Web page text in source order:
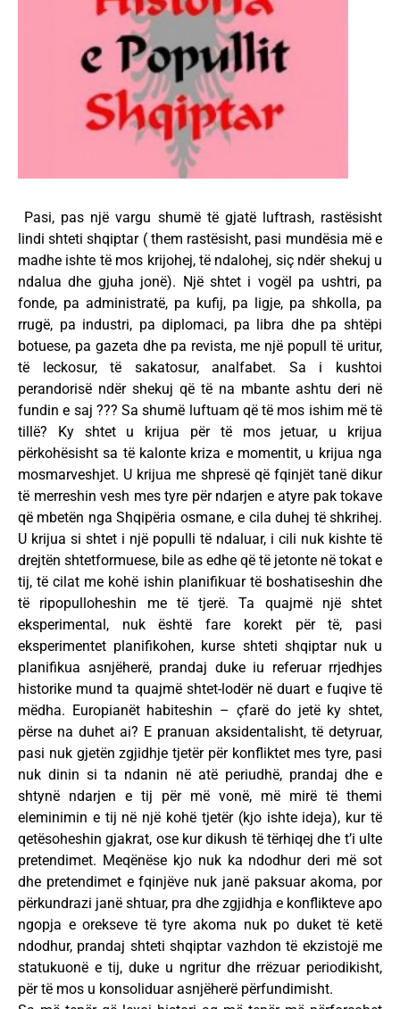
Pasi, pas një vargu shumë të gjatë luftrash, rastësisht
lindi shteti shqiptar ( them rastësisht, pasi mundësia më e
madhe ishte të mos krijohej, të ndalohej, siç ndër shekuj u
ndalua dhe gjuha jonë). Një shtet i vogël pa ushtri, pa
fonde, pa administratë, pa kufij, pa ligje, pa shkolla, pa
rrugë, pa industri, pa diplomaci, pa libra dhe pa shtëpi
botuese, pa gazeta dhe pa revista, me një popull të uritur,
të leckosur, të sakatosur, analfabet. Sa i kushtoi
perandorisë ndër shekuj që të na mbante ashtu deri në
fundin e saj ??? Sa shumë luftuam që të mos ishim më të
tillë? Ky shtet u krijua për të mos jetuar, u krijua
përkohësisht sa të kalonte kriza e momentit, u krijua nga
mosmarveshjet. U krijua me shpresë që fqinjët tanë dikur
të merreshin vesh mes tyre për ndarjen e atyre pak tokave
që mbetën nga Shqipëria osmane, e cila duhej të shkrihej.
U krijua si shtet i një populli të ndaluar, i cili nuk kishte të
drejtën shtetformuese, bile as edhe që të jetonte në tokat e
tij, të cilat me kohë ishin planifikuar të boshatiseshin dhe
të ripopulloheshin me të tjerë. Ta quajmë një shtet
eksperimental, nuk është fare korekt për të, pasi
eksperimentet planifikohen, kurse shteti shqiptar nuk u
planifikua asnjëherë, prandaj duke iu referuar rrjedhjes
historike mund ta quajmë shtet-lodër në duart e fuqive të
mëdha. Europianët habiteshin – çfarë do jetë ky shtet,
përse na duhet ai? E pranuan aksidentalisht, të detyruar,
pasi nuk gjetën zgjidhje tjetër për konfliktet mes tyre, pasi
nuk dinin si ta ndanin në atë periudhë, prandaj dhe e
shtynë ndarjen e tij për më vonë, më mirë të themi
eleminimin e tij në një kohë tjetër (kjo ishte ideja), kur të
qetësoheshin gjakrat, ose kur dikush të tërhiqej dhe t’i ulte
pretendimet. Meqënëse kjo nuk ka ndodhur deri më sot
dhe pretendimet e fqinjëve nuk janë paksuar akoma, por
përkundrazi janë shtuar, pra dhe zgjidhja e konflikteve apo
ngopja e orekseve të tyre akoma nuk po duket të ketë
ndodhur, prandaj shteti shqiptar vazhdon të ekzistojë me
statukuonë e tij, duke u ngritur dhe rrëzuar periodikisht,
për të mos u konsoliduar asnjëherë përfundimisht.